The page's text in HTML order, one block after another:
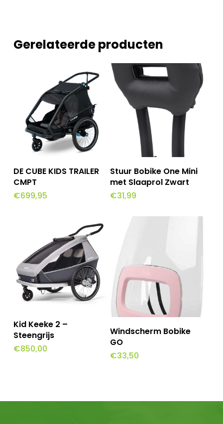
Gerelateerde producten
Toevoegen Aan
Winkelwagen
DE CUBE KIDS TRAILER
CMPT
€699,95
Toevoegen Aan
Winkelwagen
Stuur Bobike One Mini
met Slaaprol Zwart
€31,99
Toevoegen Aan
Winkelwagen
Kid Keeke 2 –
Steengrijs
€850,00
Opties Selecteren
product
heeft
Deze
Windscherm Bobike
GO
€33,50